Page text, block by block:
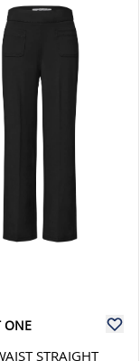
ONE
STRAIGHT